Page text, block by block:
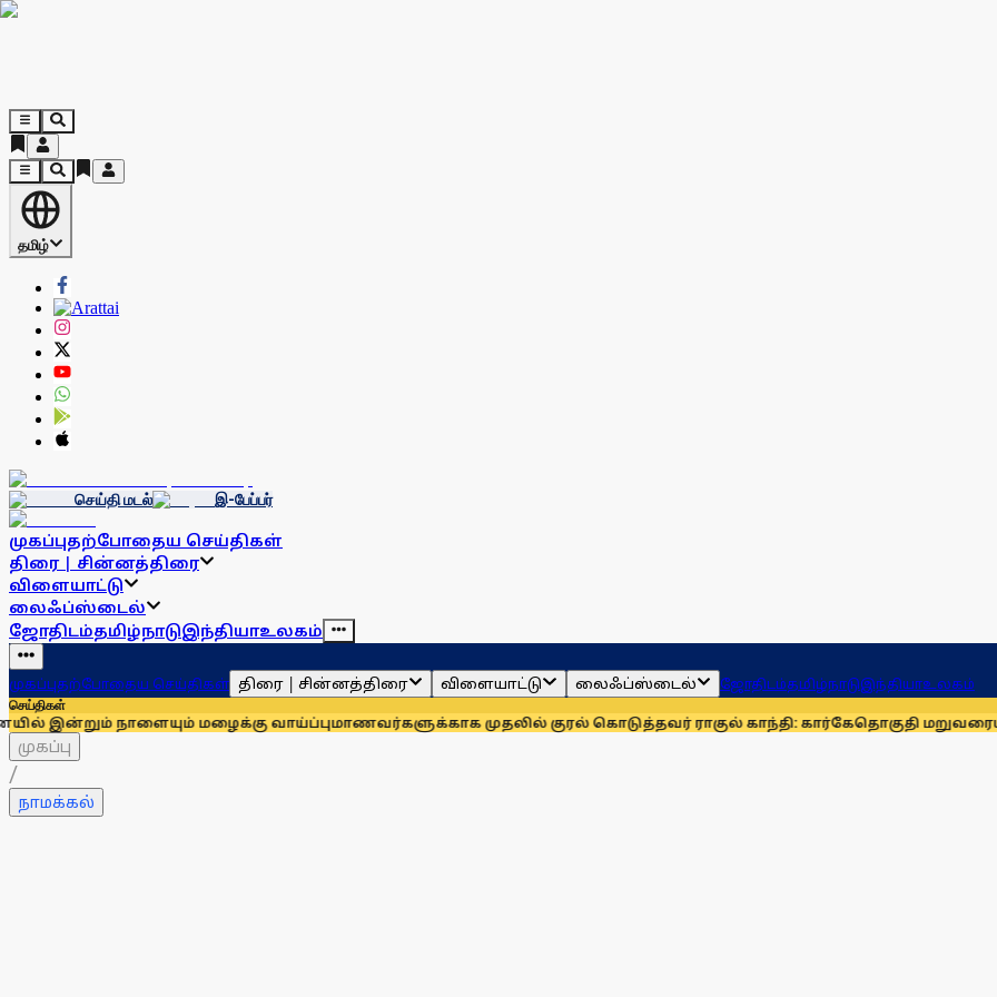
தமிழ்
செய்தி மடல் இ-பேப்பர்
முகப்புதற்போதைய செய்திகள்
திரை | சின்னத்திரை
விளையாட்டு
லைஃப்ஸ்டைல்
ஜோதிடம்தமிழ்நாடுஇந்தியாஉலகம்
முகப்புதற்போதைய செய்திகள் திரை | சின்னத்திரை விளையாட்டு லைஃப்ஸ்டைல் ஜோதிடம்தமிழ்நாடுஇந்தியாஉலகம்
செய்திகள்
நாளையும் மழைக்கு வாய்ப்புமாணவர்களுக்காக முதலில் குரல் கொடுத்தவர் ராகுல் காந்தி: கார்கேதொகுதி மறுவரையறையை
முகப்பு
/
நாமக்கல்